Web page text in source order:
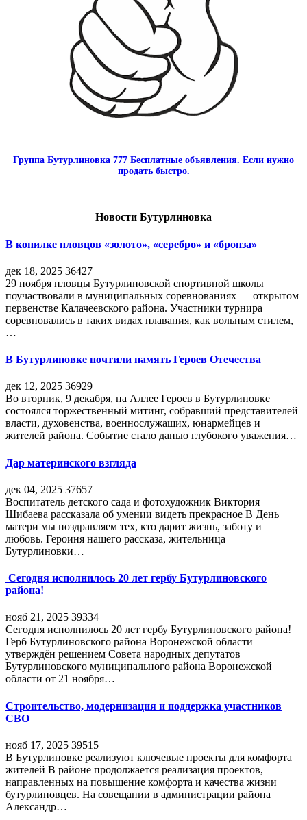
Группа Бутурлиновка 777 Бесплатные объявления. Если нужно
продать быстро.
Новости Бутурлиновка
В копилке пловцов «золото», «серебро» и «бронза»
дек 18, 2025 36427
29 ноября пловцы Бутурлиновской спортивной школы
поучаствовали в муниципальных соревнованиях — открытом
первенстве Калачеевского района. Участники турнира
соревновались в таких видах плавания, как вольным стилем,
…
В Бутурлиновке почтили память Героев Отечества
дек 12, 2025 36929
Во вторник, 9 декабря, на Аллее Героев в Бутурлиновке
состоялся торжественный митинг, собравший представителей
власти, духовенства, военнослужащих, юнармейцев и
жителей района. Событие стало данью глубокого уважения…
Дар материнского взгляда
дек 04, 2025 37657
Воспитатель детского сада и фотохудожник Виктория
Шибаева рассказала об умении видеть прекрасное В День
матери мы поздравляем тех, кто дарит жизнь, заботу и
любовь. Героиня нашего рассказа, жительница
Бутурлиновки…
Сегодня исполнилось 20 лет гербу Бутурлиновского
района!
нояб 21, 2025 39334
Сегодня исполнилось 20 лет гербу Бутурлиновского района!
Герб Бутурлиновского района Воронежской области
утверждён решением Совета народных депутатов
Бутурлиновского муниципального района Воронежской
области от 21 ноября…
Строительство, модернизация и поддержка участников
СВО
нояб 17, 2025 39515
В Бутурлиновке реализуют ключевые проекты для комфорта
жителей В районе продолжается реализация проектов,
направленных на повышение комфорта и качества жизни
бутурлиновцев. На совещании в администрации района
Александр…